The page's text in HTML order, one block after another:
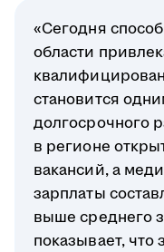
«Сегодня
области
становится
долгосрочного
в регионе
вакансий, а
зарплаты
выше среднего
показывает, что